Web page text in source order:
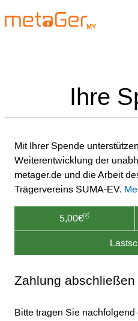
MY
Ihre
Mit Ihrer Spende
Weiterentwicklung der
metager.de und die Arbeit
Trägervereins SUMA-EV.
5,00€
Zahlung abschließen
Bitte tragen Sie